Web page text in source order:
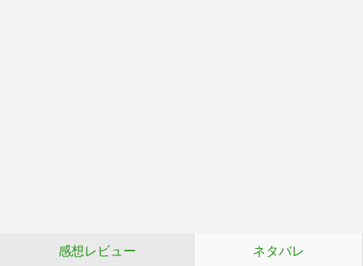
感想レビュー ネタバレ